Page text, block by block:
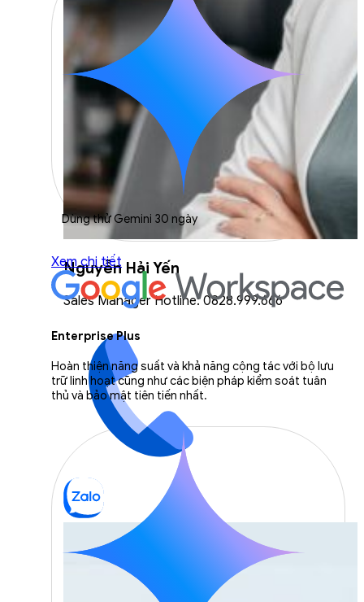
Nguyễn Hải Yến
Sales Manager Hotline: 0828.999.666
Dùng thử Gemini 30 ngày
Xem chi tiết
Enterprise Plus
Hoàn thiện năng suất và khả năng cộng tác với bộ lưu
trữ linh hoạt cũng như các biện pháp kiểm soát tuân
thủ và bảo mật tiên tiến nhất.